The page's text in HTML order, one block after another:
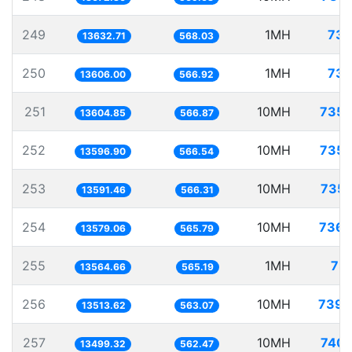
249 13632.71 568.03 1MH
250 13606.00 566.92 1MH
251 13604.85 566.87 10MH
252 13596.90 566.54 10MH
253 13591.46 566.31 10MH
254 13579.06 565.79 10MH
255 13564.66 565.19 1MH
256 13513.62 563.07 10MH
257 13499.32 562.47 10MH